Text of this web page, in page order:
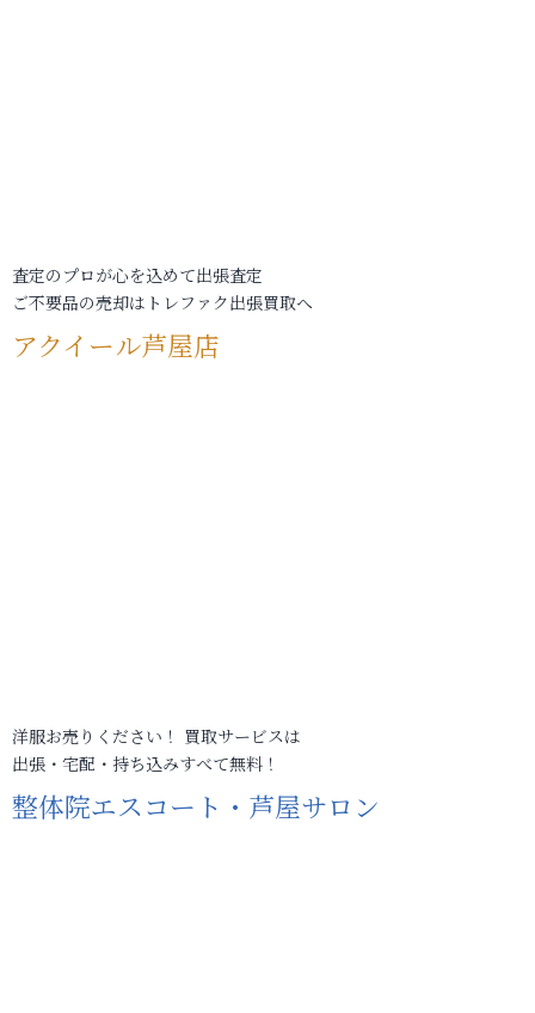
査定のプロが心を込めて出張査定
ご不要品の売却はトレファク出張買取へ
アクイール芦屋店
洋服お売りください！ 買取サービスは
出張・宅配・持ち込みすべて無料！
整体院エスコート・芦屋サロン